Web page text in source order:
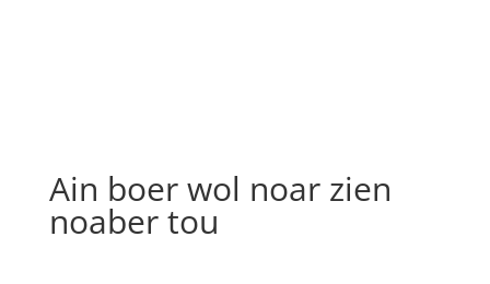
Ain boer wol noar zien
noaber tou